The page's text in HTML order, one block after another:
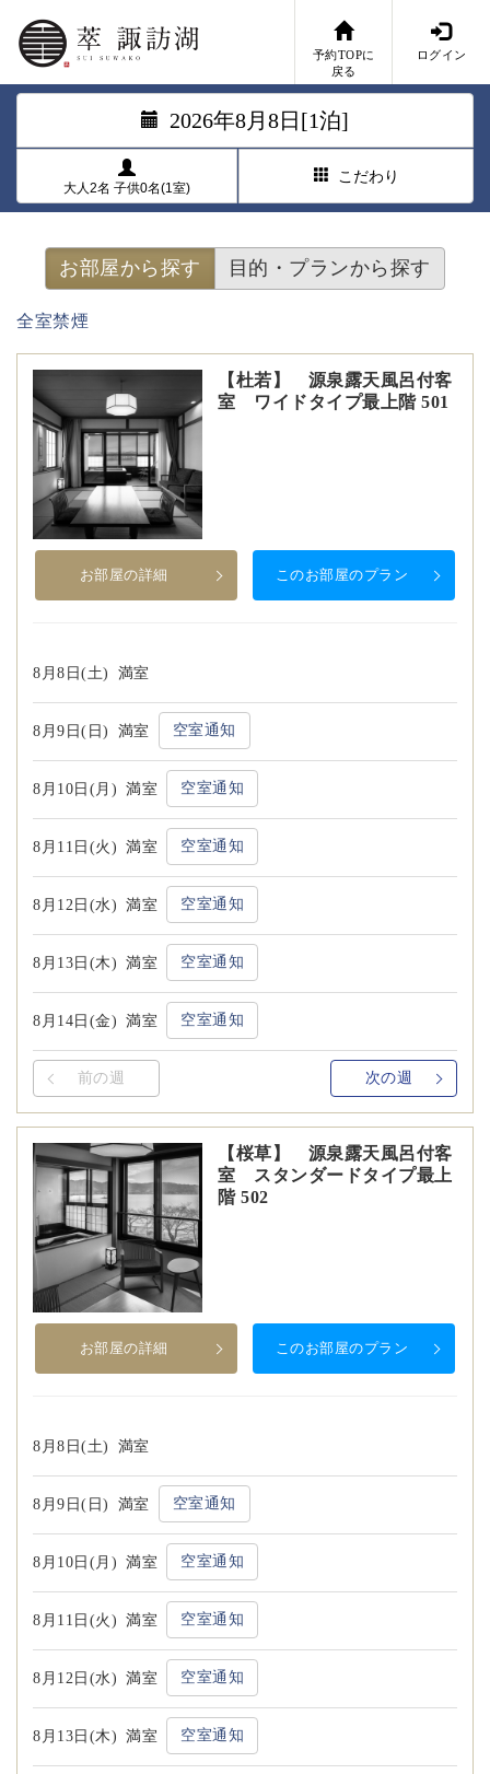
予約TOPに
戻る
ログイン
2026年8月8日[1泊]
大人2名 子供0名(1室)
こだわり
お部屋から探す 目的・プランから探す
全室禁煙
【杜若】 源泉露天風呂付客
室 ワイドタイプ最上階 501
お部屋の詳細 このお部屋のプラン
8月8日(土) 満室
8月9日(日) 満室 空室通知
8月10日(月) 満室 空室通知
8月11日(火) 満室 空室通知
8月12日(水) 満室 空室通知
8月13日(木) 満室 空室通知
8月14日(金) 満室 空室通知
前の週 次の週
【桜草】 源泉露天風呂付客
室 スタンダードタイプ最上
階 502
お部屋の詳細 このお部屋のプラン
8月8日(土) 満室
8月9日(日) 満室 空室通知
8月10日(月) 満室 空室通知
8月11日(火) 満室 空室通知
8月12日(水) 満室 空室通知
8月13日(木) 満室 空室通知